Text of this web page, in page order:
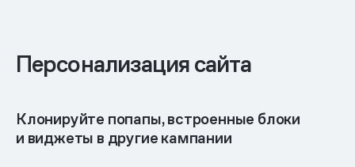
Персонализация сайта
Клонируйте попапы, встроенные блоки
и виджеты в другие кампании